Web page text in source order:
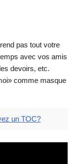
pas tout votre
avec vos amis
devoirs, etc.
comme masque
un TOC?